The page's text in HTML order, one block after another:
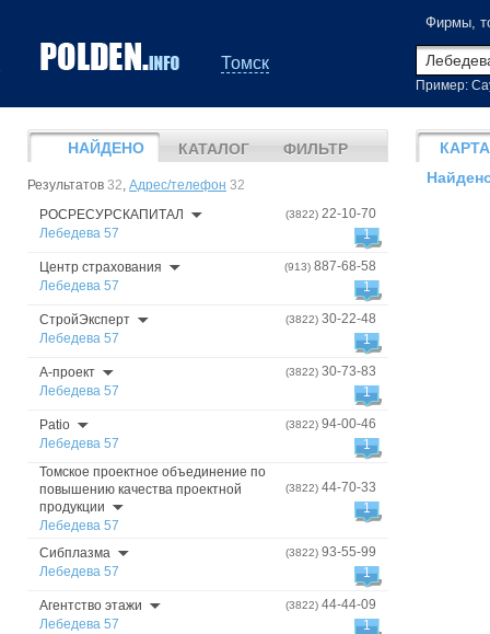
Томск
Фирмы,
Пример:
НАЙДЕНО КАТАЛОГ ФИЛЬТР
Результатов 32, Адрес/телефон 32
РОСРЕСУРСКАПИТАЛ
Лебедева 57
(3822) 22-10-70
1
Центр страхования
Лебедева 57
(913) 887-68-58
1
СтройЭксперт
Лебедева 57
(3822) 30-22-48
1
А-проект
Лебедева 57
(3822) 30-73-83
1
Patio
Лебедева 57
(3822) 94-00-46
1
Томское проектное объединение по
повышению качества проектной
продукции
Лебедева 57
(3822) 44-70-33
1
Сибплазма
Лебедева 57
(3822) 93-55-99
1
Агентство этажи
Лебедева 57
(3822) 44-44-09
1
КАРТА